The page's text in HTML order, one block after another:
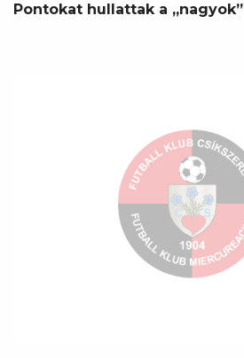
Pontokat hullattak a „nagyok”